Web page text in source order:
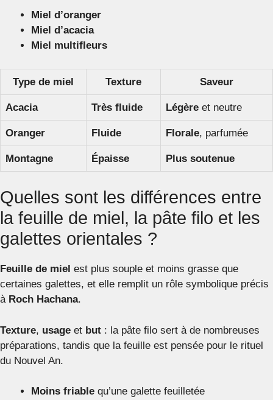
Miel d’oranger
Miel d’acacia
Miel multifleurs
Type de miel Texture Saveur
Acacia Très fluide Légère et neutre
Oranger Fluide Florale, parfumée
Montagne Épaisse Plus soutenue
Quelles sont les différences entre
la feuille de miel, la pâte filo et les
galettes orientales ?
Feuille de miel est plus souple et moins grasse que
certaines galettes, et elle remplit un rôle symbolique précis
à Roch Hachana.
Texture, usage et but : la pâte filo sert à de nombreuses
préparations, tandis que la feuille est pensée pour le rituel
du Nouvel An.
Moins friable qu’une galette feuilletée